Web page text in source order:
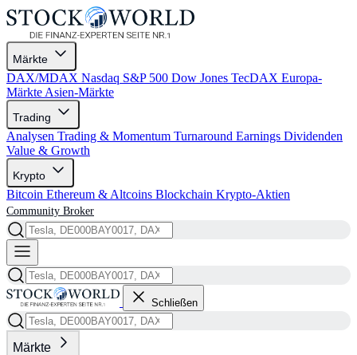
Märkte
DAX/MDAX Nasdaq S&P 500 Dow Jones TecDAX Europa-
Märkte Asien-Märkte
Trading
Analysen Trading & Momentum Turnaround Earnings Dividenden
Value & Growth
Krypto
Bitcoin Ethereum & Altcoins Blockchain Krypto-Aktien
Community Broker
Schließen
Märkte